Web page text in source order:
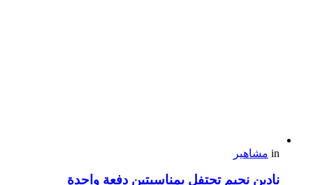
in مشاهير
نادين نجيم تحتفل بمناسبتين دفعة واحدة